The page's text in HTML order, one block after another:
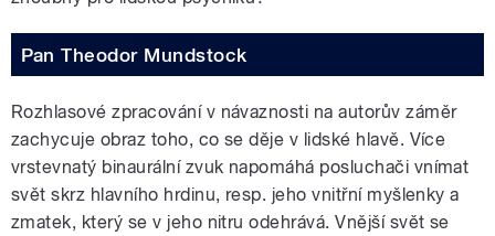
Pan Theodor Mundstock
Rozhlasové zpracování v návaznosti na autorův záměr
zachycuje obraz toho, co se děje v lidské hlavě. Více
vrstevnatý binaurální zvuk napomáhá posluchači vnímat
svět skrz hlavního hrdinu, resp. jeho vnitřní myšlenky a
zmatek, který se v jeho nitru odehrává. Vnější svět se